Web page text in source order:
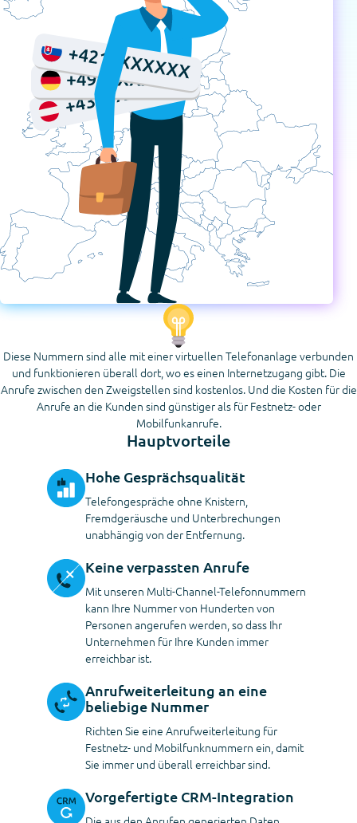
Diese Nummern sind alle mit einer virtuellen Telefonanlage verbunden
und funktionieren überall dort, wo es einen Internetzugang gibt. Die
Anrufe zwischen den Zweigstellen sind kostenlos. Und die Kosten für die
Anrufe an die Kunden sind günstiger als für Festnetz- oder
Mobilfunkanrufe.
Hauptvorteile
Hohe Gesprächsqualität
Telefongespräche ohne Knistern,
Fremdgeräusche und Unterbrechungen
unabhängig von der Entfernung.
Keine verpassten Anrufe
Mit unseren Multi-Channel-Telefonnummern
kann Ihre Nummer von Hunderten von
Personen angerufen werden, so dass Ihr
Unternehmen für Ihre Kunden immer
erreichbar ist.
Anrufweiterleitung an eine
beliebige Nummer
Richten Sie eine Anrufweiterleitung für
Festnetz- und Mobilfunknummern ein, damit
Sie immer und überall erreichbar sind.
Vorgefertigte CRM-Integration